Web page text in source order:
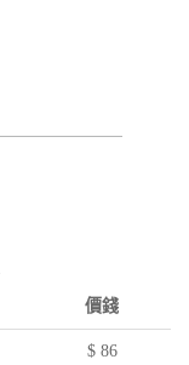
價錢
$ 86